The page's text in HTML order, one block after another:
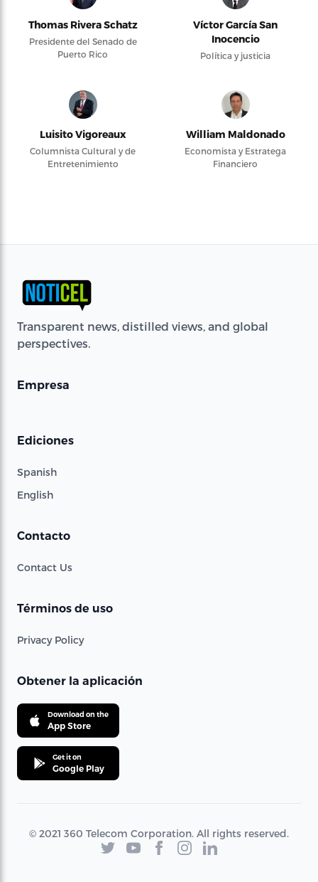
Thomas Rivera Schatz
Presidente del Senado de
Puerto Rico
Víctor García San
Inocencio
Política y justicia
Luisito Vigoreaux
Columnista Cultural y de
Entretenimiento
William Maldonado
Economista y Estratega
Financiero
Transparent news, distilled views, and global
perspectives.
Empresa
Ediciones
Spanish
English
Contacto
Contact Us
Términos de uso
Privacy Policy
Obtener la aplicación
Download on the
App Store
Get it on
Google Play
© 2021 360 Telecom Corporation. All rights reserved.